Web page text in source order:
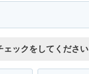
ックをしてください